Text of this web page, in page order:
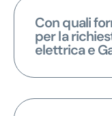
Con quali
per la
elettrica e